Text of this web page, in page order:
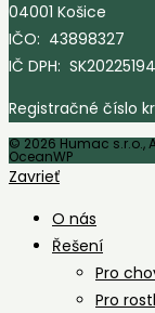
04001 Košice
IČO: 43898327
IČ DPH:
Registračné číslo
© 2026 Humac s.r.o.,
OceanWP
Zavrieť
O nás
Řešení
Pro
Pro